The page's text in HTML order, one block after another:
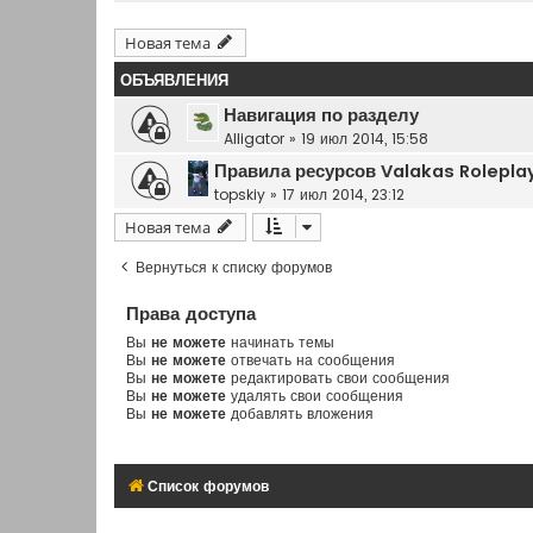
Новая тема
ОБЪЯВЛЕНИЯ
Навигация по разделу
Alligator » 19 июл 2014, 15:58
Правила ресурсов Valakas
topskiy » 17 июл 2014, 23:12
Новая тема
Вернуться к списку форумов
Права доступа
Вы не можете начинать темы
Вы не можете отвечать на сообщения
Вы не можете редактировать свои сообщения
Вы не можете удалять свои сообщения
Вы не можете добавлять вложения
Список форумов